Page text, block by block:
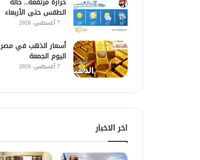
الطقس حتى الأربعاء
7 أغسطس، 2026
أسعار الذهب في مصر
اليوم الجمعة
7 أغسطس، 2026
اخر الاخبار